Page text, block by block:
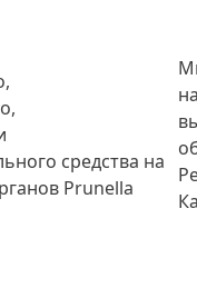
средства на
Prunella